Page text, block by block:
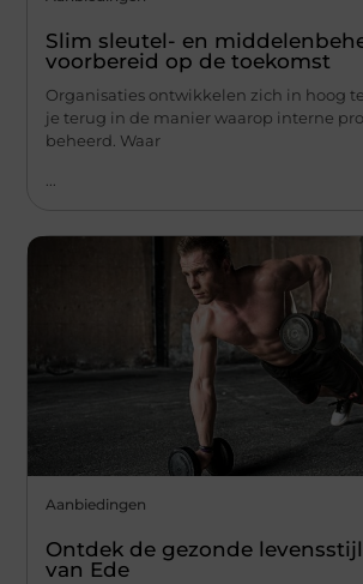
Slim sleutel- en
voorbereid op de toekomst
Organisaties ontwikkelen zich in hoog
je terug in de manier waarop interne
beheerd. Waar
Aanbiedingen
Ontdek de gezonde
van Ede